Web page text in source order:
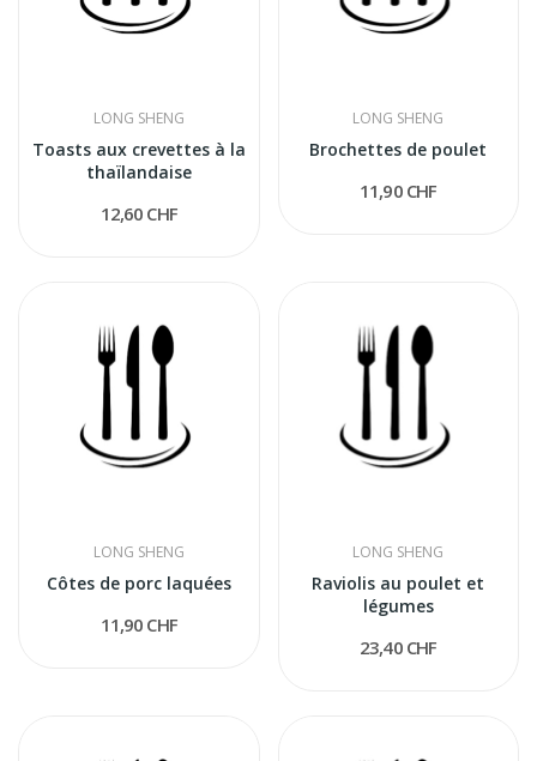
LONG SHENG
Toasts aux crevettes à la
thaïlandaise
12,60 CHF
LONG SHENG
Brochettes de poulet
11,90 CHF
LONG SHENG
Côtes de porc laquées
11,90 CHF
LONG SHENG
Raviolis au poulet et
légumes
23,40 CHF